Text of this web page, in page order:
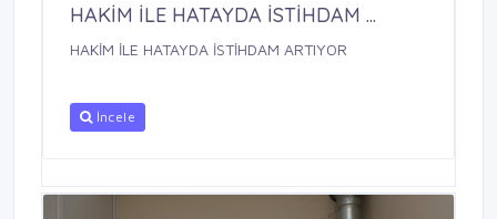
HAKİM İLE HATAYDA İSTİHDAM ...
HAKİM İLE HATAYDA İSTİHDAM ARTIYOR
İncele